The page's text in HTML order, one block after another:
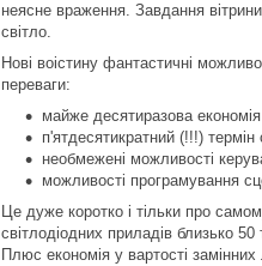
неясне враження. Завдання
світло.
Нові воістину фантастичні
переваги:
майже десятиразова економія
п'ятдесятикратний (!!!) термін
необмежені можливості
можливості програмування
Це дуже коротко і тільки про
світлодіодних приладів близько
Плюс економія у вартості